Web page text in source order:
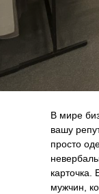
В мире
вашу
просто
карточка.
мужчин,